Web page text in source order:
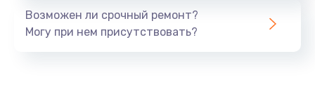
Заказать
Возможен ли срочный ремонт?
Могу при нем присутствовать?